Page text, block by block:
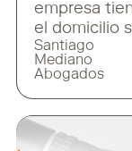
empresa
el domicilio
Comunidad
tener en
acuerdo con
de
Santiago
Mediano
Abogados